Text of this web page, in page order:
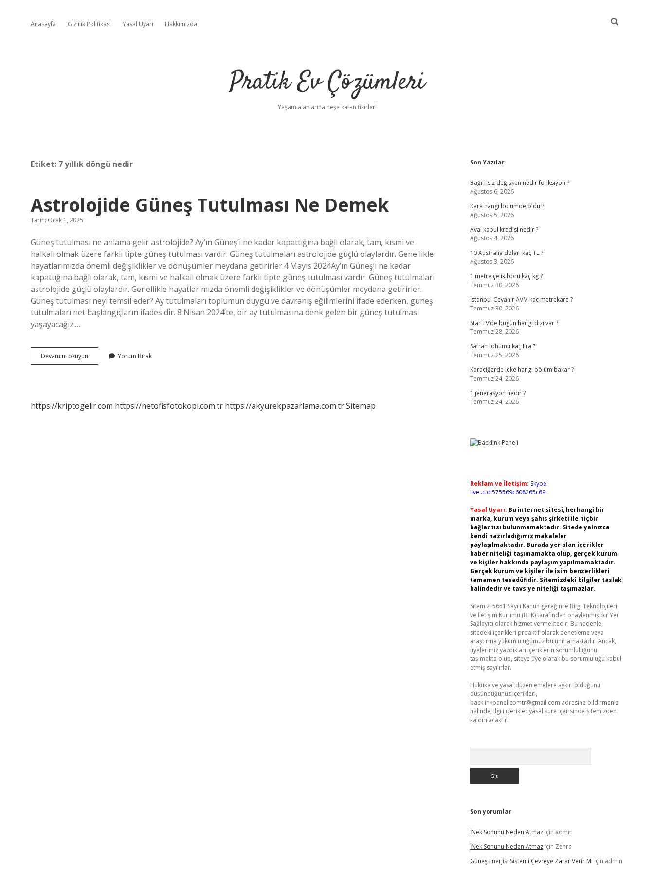
Anasayfa Gizlilik Politikası Yasal Uyarı Hakkımızda
Pratik Ev Çözümleri
Yaşam alanlarına neşe katan fikirler!
Etiket: 7 yıllık döngü nedir
Astrolojide Güneş Tutulması Ne Demek
Tarih: Ocak 1, 2025
Güneş tutulması ne anlama gelir astrolojide? Ay’ın Güneş’i ne kadar kapattığına bağlı olarak, tam, kısmi ve
halkalı olmak üzere farklı tipte güneş tutulması vardır. Güneş tutulmaları astrolojide güçlü olaylardır. Genellikle
hayatlarımızda önemli değişiklikler ve dönüşümler meydana getirirler.4 Mayıs 2024Ay’ın Güneş’i ne kadar
kapattığına bağlı olarak, tam, kısmi ve halkalı olmak üzere farklı tipte güneş tutulması vardır. Güneş tutulmaları
astrolojide güçlü olaylardır. Genellikle hayatlarımızda önemli değişiklikler ve dönüşümler meydana getirirler.
Güneş tutulması neyi temsil eder? Ay tutulmaları toplumun duygu ve davranış eğilimlerini ifade ederken, güneş
tutulmaları net başlangıçların ifadesidir. 8 Nisan 2024’te, bir ay tutulmasına denk gelen bir güneş tutulması
yaşayacağız.…
Devamını okuyun Astrolojide
Güneş
Yorum Bırak
https://kriptogelir.com https://netofisfotokopi.com.tr https://akyurekpazarlama.com.trSitemap
Sidebar
Son Yazılar
Bağımsız değişken nedir fonksiyon ?
Ağustos 6, 2026
Kara hangi bölümde öldü ?
Ağustos 5, 2026
Aval kabul kredisi nedir ?
Ağustos 4, 2026
10 Australia doları kaç TL ?
Ağustos 3, 2026
1 metre çelik boru kaç kg ?
Temmuz 30, 2026
İstanbul Cevahir AVM kaç metrekare ?
Temmuz 30, 2026
Star TV’de bugün hangi dizi var ?
Temmuz 28, 2026
Safran tohumu kaç lira ?
Temmuz 25, 2026
Karaciğerde leke hangi bölüm bakar ?
Temmuz 24, 2026
1 jenerasyon nedir ?
Temmuz 24, 2026
Reklam ve İletişim: Skype:
live:.cid.575569c608265c69
Yasal Uyarı: Bu internet sitesi, herhangi bir
marka, kurum veya şahıs şirketi ile hiçbir
bağlantısı bulunmamaktadır. Sitede yalnızca
kendi hazırladığımız makaleler
paylaşılmaktadır. Burada yer alan içerikler
haber niteliği taşımamakta olup, gerçek kurum
ve kişiler hakkında paylaşım yapılmamaktadır.
Gerçek kurum ve kişiler ile isim benzerlikleri
tamamen tesadüfidir. Sitemizdeki bilgiler taslak
halindedir ve tavsiye niteliği taşımazlar.
Sitemiz, 5651 Sayılı Kanun gereğince Bilgi Teknolojileri
ve İletişim Kurumu (BTK) tarafından onaylanmış bir Yer
Sağlayıcı olarak hizmet vermektedir. Bu nedenle,
sitedeki içerikleri proaktif olarak denetleme veya
araştırma yükümlülüğümüz bulunmamaktadır. Ancak,
üyelerimiz yazdıkları içeriklerin sorumluluğunu
taşımakta olup, siteye üye olarak bu sorumluluğu kabul
etmiş sayılırlar.
Hukuka ve yasal düzenlemelere aykırı olduğunu
düşündüğünüz içerikleri,
backlinkpanelicomtr@gmail.com adresine bildirmeniz
halinde, ilgili içerikler yasal süre içerisinde sitemizden
kaldırılacaktır.
Son yorumlar
İNek Sonunu Neden Atmaziçin admin
İNek Sonunu Neden Atmaziçin Zehra
Güneş Enerjisi Sistemi Çevreye Zarar Verir Mi için admin